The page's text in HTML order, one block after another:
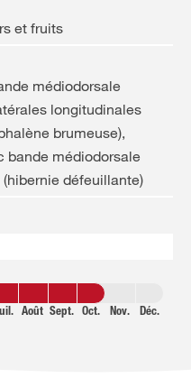
et fruits
médiodorsale
longitudinales
brumeuse),
bande médiodorsale
défeuillante)
Août Sept. Oct. Nov. Déc.